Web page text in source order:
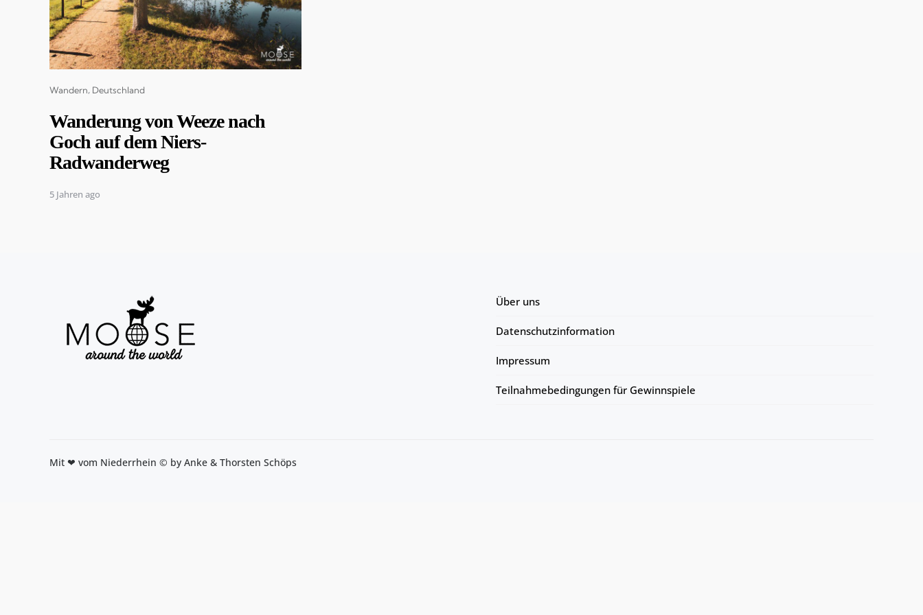
Categories
Wandern Deutschland
Wanderung von Weeze nach
Goch auf dem Niers-
Radwanderweg
5 Jahren ago
Über uns
Datenschutzinformation
Impressum
Teilnahmebedingungen für Gewinnspiele
Mit ❤ vom Niederrhein © by Anke & Thorsten Schöps